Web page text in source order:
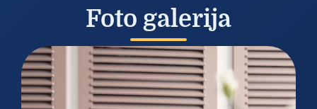
Foto galerija